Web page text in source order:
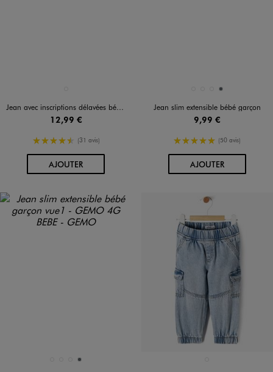
Jean avec inscriptions délavées bébé garçon
12,99 €
4.5/5 de moyenne
(31 avis)
AJOUTERAU PANIER
Disponible en 4 coloris
BLEU STANDARD
BLEU STANDARD
NOIR STANDARD
STONE
Jean slim extensible bébé garçon
9,99 €
5/5 de moyenne
(50 avis)
AJOUTERAU PANIER
Disponible en 4 coloris
BLEU STANDARD
BLEU STANDARD
NOIR STANDARD
STONE